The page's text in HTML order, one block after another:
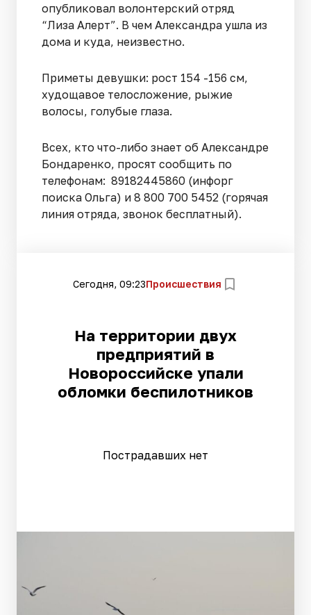
опубликовал волонтерский отряд
“Лиза Алерт”. В чем Александра ушла из
дома и куда, неизвестно.
Приметы девушки: рост 154 -156 см,
худощавое телосложение, рыжие
волосы, голубые глаза.
Всех, кто что-либо знает об Александре
Бондаренко, просят сообщить по
телефонам: 89182445860 (инфорг
поиска Ольга) и 8 800 700 5452 (горячая
линия отряда, звонок бесплатный).
Сегодня, 09:23Происшествия
На территории двух
предприятий в
Новороссийске упали
обломки беспилотников
Пострадавших нет